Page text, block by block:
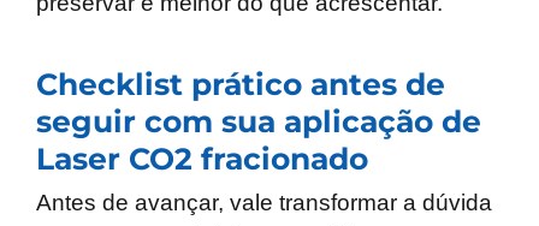
Checklist prático antes de
seguir com sua aplicação de
Laser CO2 fracionado
Antes de avançar, vale transformar a dúvida